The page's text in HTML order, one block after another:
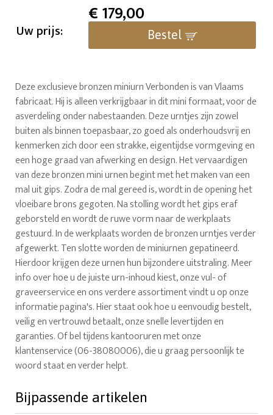
Uw prijs:
€179,00
Bestel
Deze exclusieve bronzen miniurn Verbonden is van Vlaams
fabricaat. Hij is alleen verkrijgbaar in dit mini formaat, voor de
asverdeling onder nabestaanden. Deze urntjes zijn zowel
buiten als binnen toepasbaar, zo goed als onderhoudsvrij en
kenmerken zich door een strakke, eigentijdse vormgeving en
een hoge graad van afwerking en design. Het vervaardigen
van deze bronzen mini urnen begint met het maken van een
mal uit gips. Zodra de mal gereed is, wordt in de opening het
vloeibare brons gegoten. Na stolling wordt het gips eraf
geborsteld en wordt de ruwe vorm naar de werkplaats
gestuurd. In de werkplaats worden de bronzen urntjes verder
afgewerkt. Ten slotte worden de miniurnen gepatineerd.
Hierdoor krijgen deze urnen hun bijzondere uitstraling. Meer
info over hoe u de juiste urn-inhoud kiest, onze vul- of
graveerservice en ons verdere assortiment vindt u op onze
informatie pagina's. Hier staat ook hoe u eenvoudig bestelt,
veilig en vertrouwd betaalt, onze snelle levertijden en
garanties. Of bel tijdens kantooruren met onze
klantenservice (06-38080006), die u graag persoonlijk te
woord staat en verder helpt.
Bijpassende artikelen